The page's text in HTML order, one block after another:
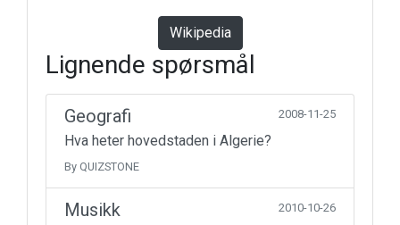
Wikipedia
Lignende spørsmål
Geografi 2008-11-25
Hva heter hovedstaden i Algerie?
By QUIZSTONE
Musikk 2010-10-26